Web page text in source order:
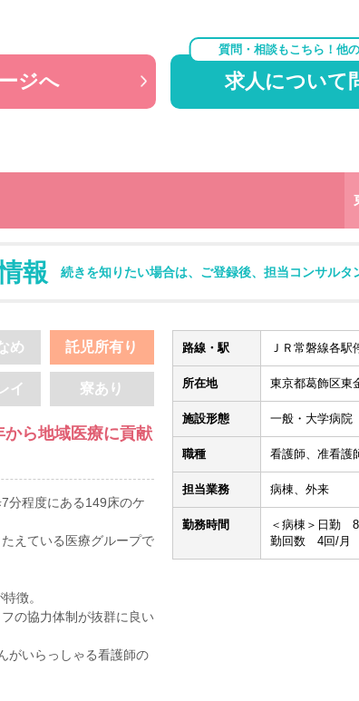
ジへ
質問・相談もこちら！他
求人について
報 続きを知りたい場合は、ご登録後、担当コンサルタ
め 託児所有り
イ 寮あり
から地域医療に貢献
分程度にある149床のケ
えている医療グループで
徴。
の協力体制が抜群に良い
がいらっしゃる看護師の
路線・駅 ＪＲ常磐線各駅
所在地 東京都葛飾区東
施設形態 一般・大学病院
職種 看護師、准看護
担当業務 病棟、外来
勤務時間
＜病棟＞日勤 8
勤回数 4回/月